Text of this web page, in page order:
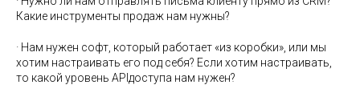
Какие инструменты продаж нам нужны?
· Нам нужен софт, который работает «из коробки», или мы
хотим настраивать его под себя? Если хотим настраивать,
то какой уровень APIдоступа нам нужен?